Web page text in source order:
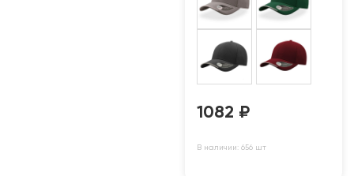
1082 ₽
В наличии: 656 шт